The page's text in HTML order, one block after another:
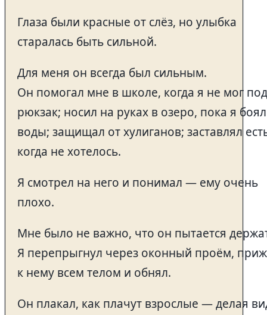
Глаза были красные от слёз, но улыбка
старалась быть сильной.
Для меня он всегда был сильным.
Он помогал мне в школе, когда я не мог
рюкзак; носил на руках в озеро, пока я
воды; защищал от хулиганов; заставлял
когда не хотелось.
Я смотрел на него и понимал — ему очень
плохо.
Мне было не важно, что он пытается
Я перепрыгнул через оконный проём,
к нему всем телом и обнял.
Он плакал, как плачут взрослые — делая